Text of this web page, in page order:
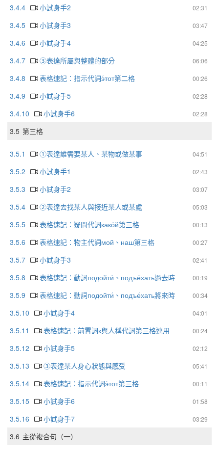
3.4.4 02:31
小試身手2
3.4.5
03:47
小試身手3
3.4.6
04:25
小試身手4
3.4.7
06:06
③表達所屬與整體的部分
3.4.8
00:26
表格速記：指示代詞э́тот第二格
3.4.9
02:28
小試身手5
3.4.10
02:28
小試身手6
3.5 第三格
3.5.1 04:51
①表達誰需要某人、某物或做某事
3.5.2
02:43
小試身手1
3.5.3
03:07
小試身手2
3.5.4
05:03
②表達去找某人與接近某人或某處
3.5.5
00:13
表格速記：疑問代詞како́й第三格
3.5.6
00:27
表格速記：物主代詞мой、наш第三格
3.5.7
02:41
小試身手3
3.5.8
00:19
表格速記：動詞подойти́、подъе́хать過去時
3.5.9
00:34
表格速記：動詞подойти́、подъе́хать將來時
3.5.10
04:01
小試身手4
3.5.11
00:24
表格速記：前置詞к與人稱代詞第三格連用
3.5.12
02:12
小試身手5
3.5.13
05:41
③表達某人身心狀態與感受
3.5.14
00:11
表格速記：指示代詞э́тот第三格
3.5.15
01:58
小試身手6
3.5.16
03:29
小試身手7
3.6 主從複合句（一）